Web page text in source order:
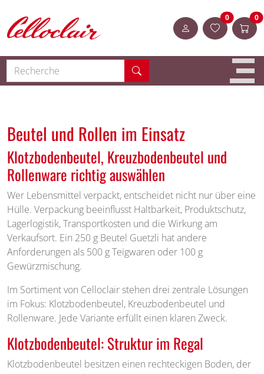
Recherche
Login
0Artikel in
0
Beutel und Rollen im Einsatz
Klotzbodenbeutel, Kreuzbodenbeutel und
Rollenware richtig auswählen
Wer Lebensmittel verpackt, entscheidet nicht nur über eine
Hülle. Verpackung beeinflusst Haltbarkeit, Produktschutz,
Lagerlogistik, Transportkosten und die Wirkung am
Verkaufsort. Ein 250 g Beutel Guetzli hat andere
Anforderungen als 500 g Teigwaren oder 100 g
Gewürzmischung.
Im Sortiment von Celloclair stehen drei zentrale Lösungen
im Fokus: Klotzbodenbeutel, Kreuzbodenbeutel und
Rollenware. Jede Variante erfüllt einen klaren Zweck.
Klotzbodenbeutel: Struktur im Regal
Klotzbodenbeutel besitzen einen rechteckigen Boden, der